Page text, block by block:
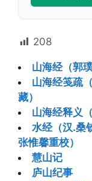
208
山海经（郭
山海经笺疏
藏）
山海经释义
水经（汉.桑
张惟馨重校）
慧山记
庐山纪事